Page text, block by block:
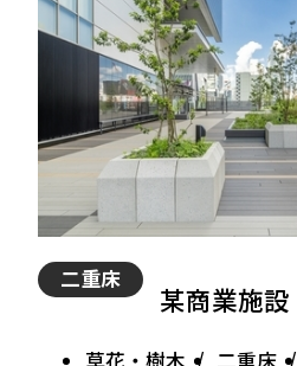
二重床
某商業施設